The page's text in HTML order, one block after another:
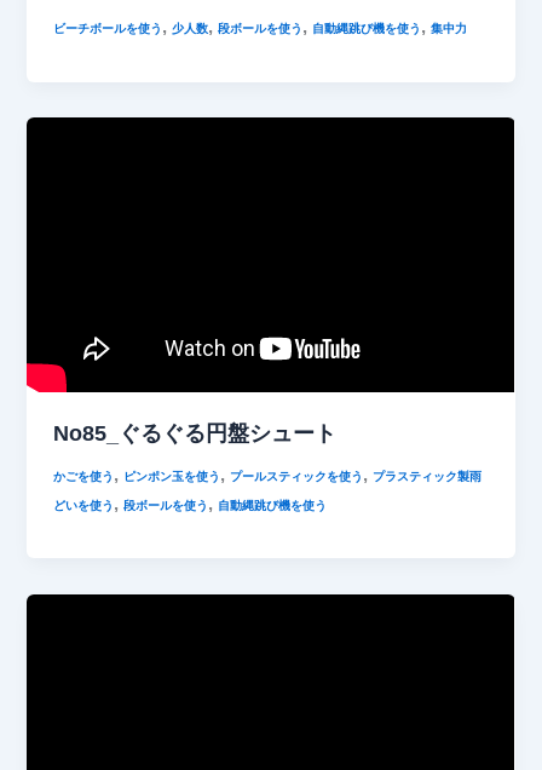
ビーチボールを使う ,少人数,段ボールを使う , 自動縄跳び機を使う ,集中力
No85_ぐるぐる円盤シュート
かごを使う , ピンポン玉を使う , プールスティックを使う , プラスティック製雨
どいを使う ,段ボールを使う , 自動縄跳び機を使う